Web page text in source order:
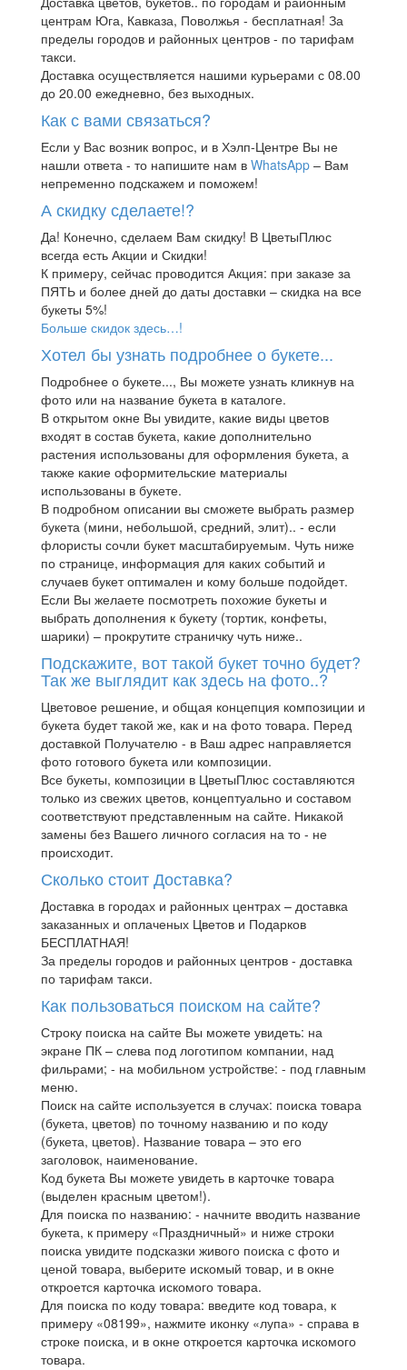
центрам Юга, Кавказа, Поволжья - бесплатная! За
пределы городов и районных центров - по тарифам
такси.
Доставка осуществляется нашими курьерами с 08.00
до 20.00 ежедневно, без выходных.
Как с вами связаться?
Если у Вас возник вопрос, и в Хэлп-Центре Вы не
нашли ответа - то напишите нам в WhatsApp – Вам
непременно подскажем и поможем!
А скидку сделаете!?
Да! Конечно, сделаем Вам скидку! В ЦветыПлюс
всегда есть Акции и Скидки!
К примеру, сейчас проводится Акция: при заказе за
ПЯТЬ и более дней до даты доставки – скидка на все
букеты 5%!
Больше скидок здесь…!
Хотел бы узнать подробнее о букете...
Подробнее о букете..., Вы можете узнать кликнув на
фото или на название букета в каталоге.
В открытом окне Вы увидите, какие виды цветов
входят в состав букета, какие дополнительно
растения использованы для оформления букета, а
также какие оформительские материалы
использованы в букете.
В подробном описании вы сможете выбрать размер
букета (мини, небольшой, средний, элит).. - если
флористы сочли букет масштабируемым. Чуть ниже
по странице, информация для каких событий и
случаев букет оптимален и кому больше подойдет.
Если Вы желаете посмотреть похожие букеты и
выбрать дополнения к букету (тортик, конфеты,
шарики) – прокрутите страничку чуть ниже..
Подскажите, вот такой букет точно будет?
Так же выглядит как здесь на фото..?
Цветовое решение, и общая концепция композиции и
букета будет такой же, как и на фото товара. Перед
доставкой Получателю - в Ваш адрес направляется
фото готового букета или композиции.
Все букеты, композиции в ЦветыПлюс составляются
только из свежих цветов, концептуально и составом
соответствуют представленным на сайте. Никакой
замены без Вашего личного согласия на то - не
происходит.
Сколько стоит Доставка?
Доставка в городах и районных центрах – доставка
заказанных и оплаченых Цветов и Подарков
БЕСПЛАТНАЯ!
За пределы городов и районных центров - доставка
по тарифам такси.
Как пользоваться поиском на сайте?
Строку поиска на сайте Вы можете увидеть: на
экране ПК – слева под логотипом компании, над
фильрами; - на мобильном устройстве: - под главным
меню.
Поиск на сайте используется в случах: поиска товара
(букета, цветов) по точному названию и по коду
(букета, цветов). Название товара – это его
заголовок, наименование.
Код букета Вы можете увидеть в карточке товара
(выделен красным цветом!).
Для поиска по названию: - начните вводить название
букета, к примеру «Праздничный» и ниже строки
поиска увидите подсказки живого поиска с фото и
ценой товара, выберите искомый товар, и в окне
откроется карточка искомого товара.
Для поиска по коду товара: введите код товара, к
примеру «08199», нажмите иконку «лупа» - справа в
строке поиска, и в окне откроется карточка искомого
товара.